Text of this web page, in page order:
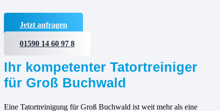
Jetzt anfragen
01590 14 60 97 8
Ihr kompetenter Tatortreiniger
für Groß Buchwald
Eine Tatortreinigung für Groß Buchwald ist weit mehr als eine